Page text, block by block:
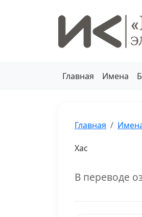
Главная Имена
Главная
Хас
В переводе